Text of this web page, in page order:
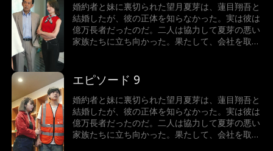
婚約者と妹に裏切られた望月夏芽は、蓮目翔吾と
結婚したが、彼の正体を知らなかった。実は彼は
億万長者だったのだ。二人は協力して夏芽の悪い
家族たちに立ち向かった。果たして、会社を取り
エピソード 9
婚約者と妹に裏切られた望月夏芽は、蓮目翔吾と
結婚したが、彼の正体を知らなかった。実は彼は
億万長者だったのだ。二人は協力して夏芽の悪い
家族たちに立ち向かった。果たして、会社を取り